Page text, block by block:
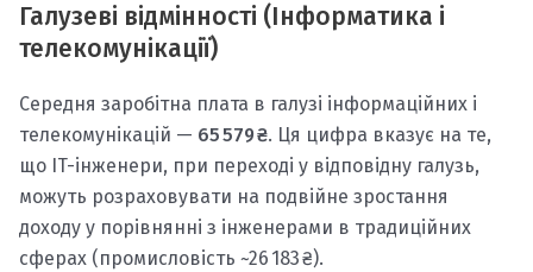
Галузеві відмінності (Інформатика і
телекомунікації)
Середня заробітна плата в галузі інформаційних і
телекомунікацій — 65 579 ₴. Ця цифра вказує на те,
що IT-інженери, при переході у відповідну галузь,
можуть розраховувати на подвійне зростання
доходу у порівнянні з інженерами в традиційних
сферах (промисловість ~26 183 ₴).